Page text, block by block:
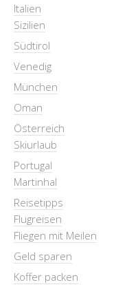
Italien
Sizilien
Südtirol
Venedig
München
Oman
Österreich
Skiurlaub
Portugal
Martinhal
Reisetipps
Flugreisen
Fliegen mit Meilen
Geld sparen
Koffer packen